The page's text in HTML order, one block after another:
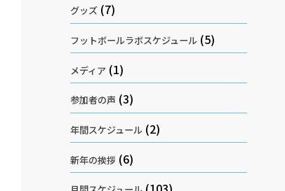
グッズ(7)
フットボールラボスケジュール(5)
メディア (1)
参加者の声 (3)
年間スケジュール(2)
新年の挨拶 (6)